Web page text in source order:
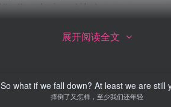
展开阅读全文
So what if we fall down? At least we are still
摔倒了又怎样，至少我们还年轻